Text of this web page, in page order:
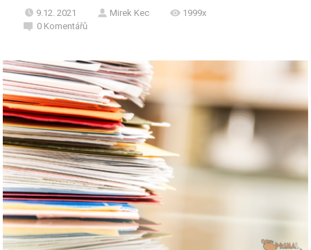
9.12. 2021 Mirek Kec
1999x
0 Komentářů